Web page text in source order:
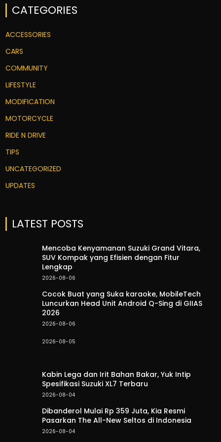
CATEGORIES
ACCESSORIES
CARS
COMMUNITY
LIFESTYLE
MODIFICATION
MOTORCYCLE
RIDE N DRIVE
TIPS
UNCATEGORIZED
UPDATES
LATEST POSTS
Mencoba Kenyamanan Suzuki Grand Vitara,
SUV Kompak yang Efisien dengan Fitur
Lengkap
2026-08-06
Cocok Buat yang Suka karaoke, MobileTech
Luncurkan Head Unit Android Q-Sing di GIIAS
2026
2026-08-06
2026-08-05
Kabin Lega dan Irit Bahan Bakar, Yuk Intip
Spesifikasi Suzuki XL7 Terbaru
2026-08-04
Dibanderol Mulai Rp 359 Juta, Kia Resmi
Pasarkan The All-New Seltos di Indonesia
2026-08-04